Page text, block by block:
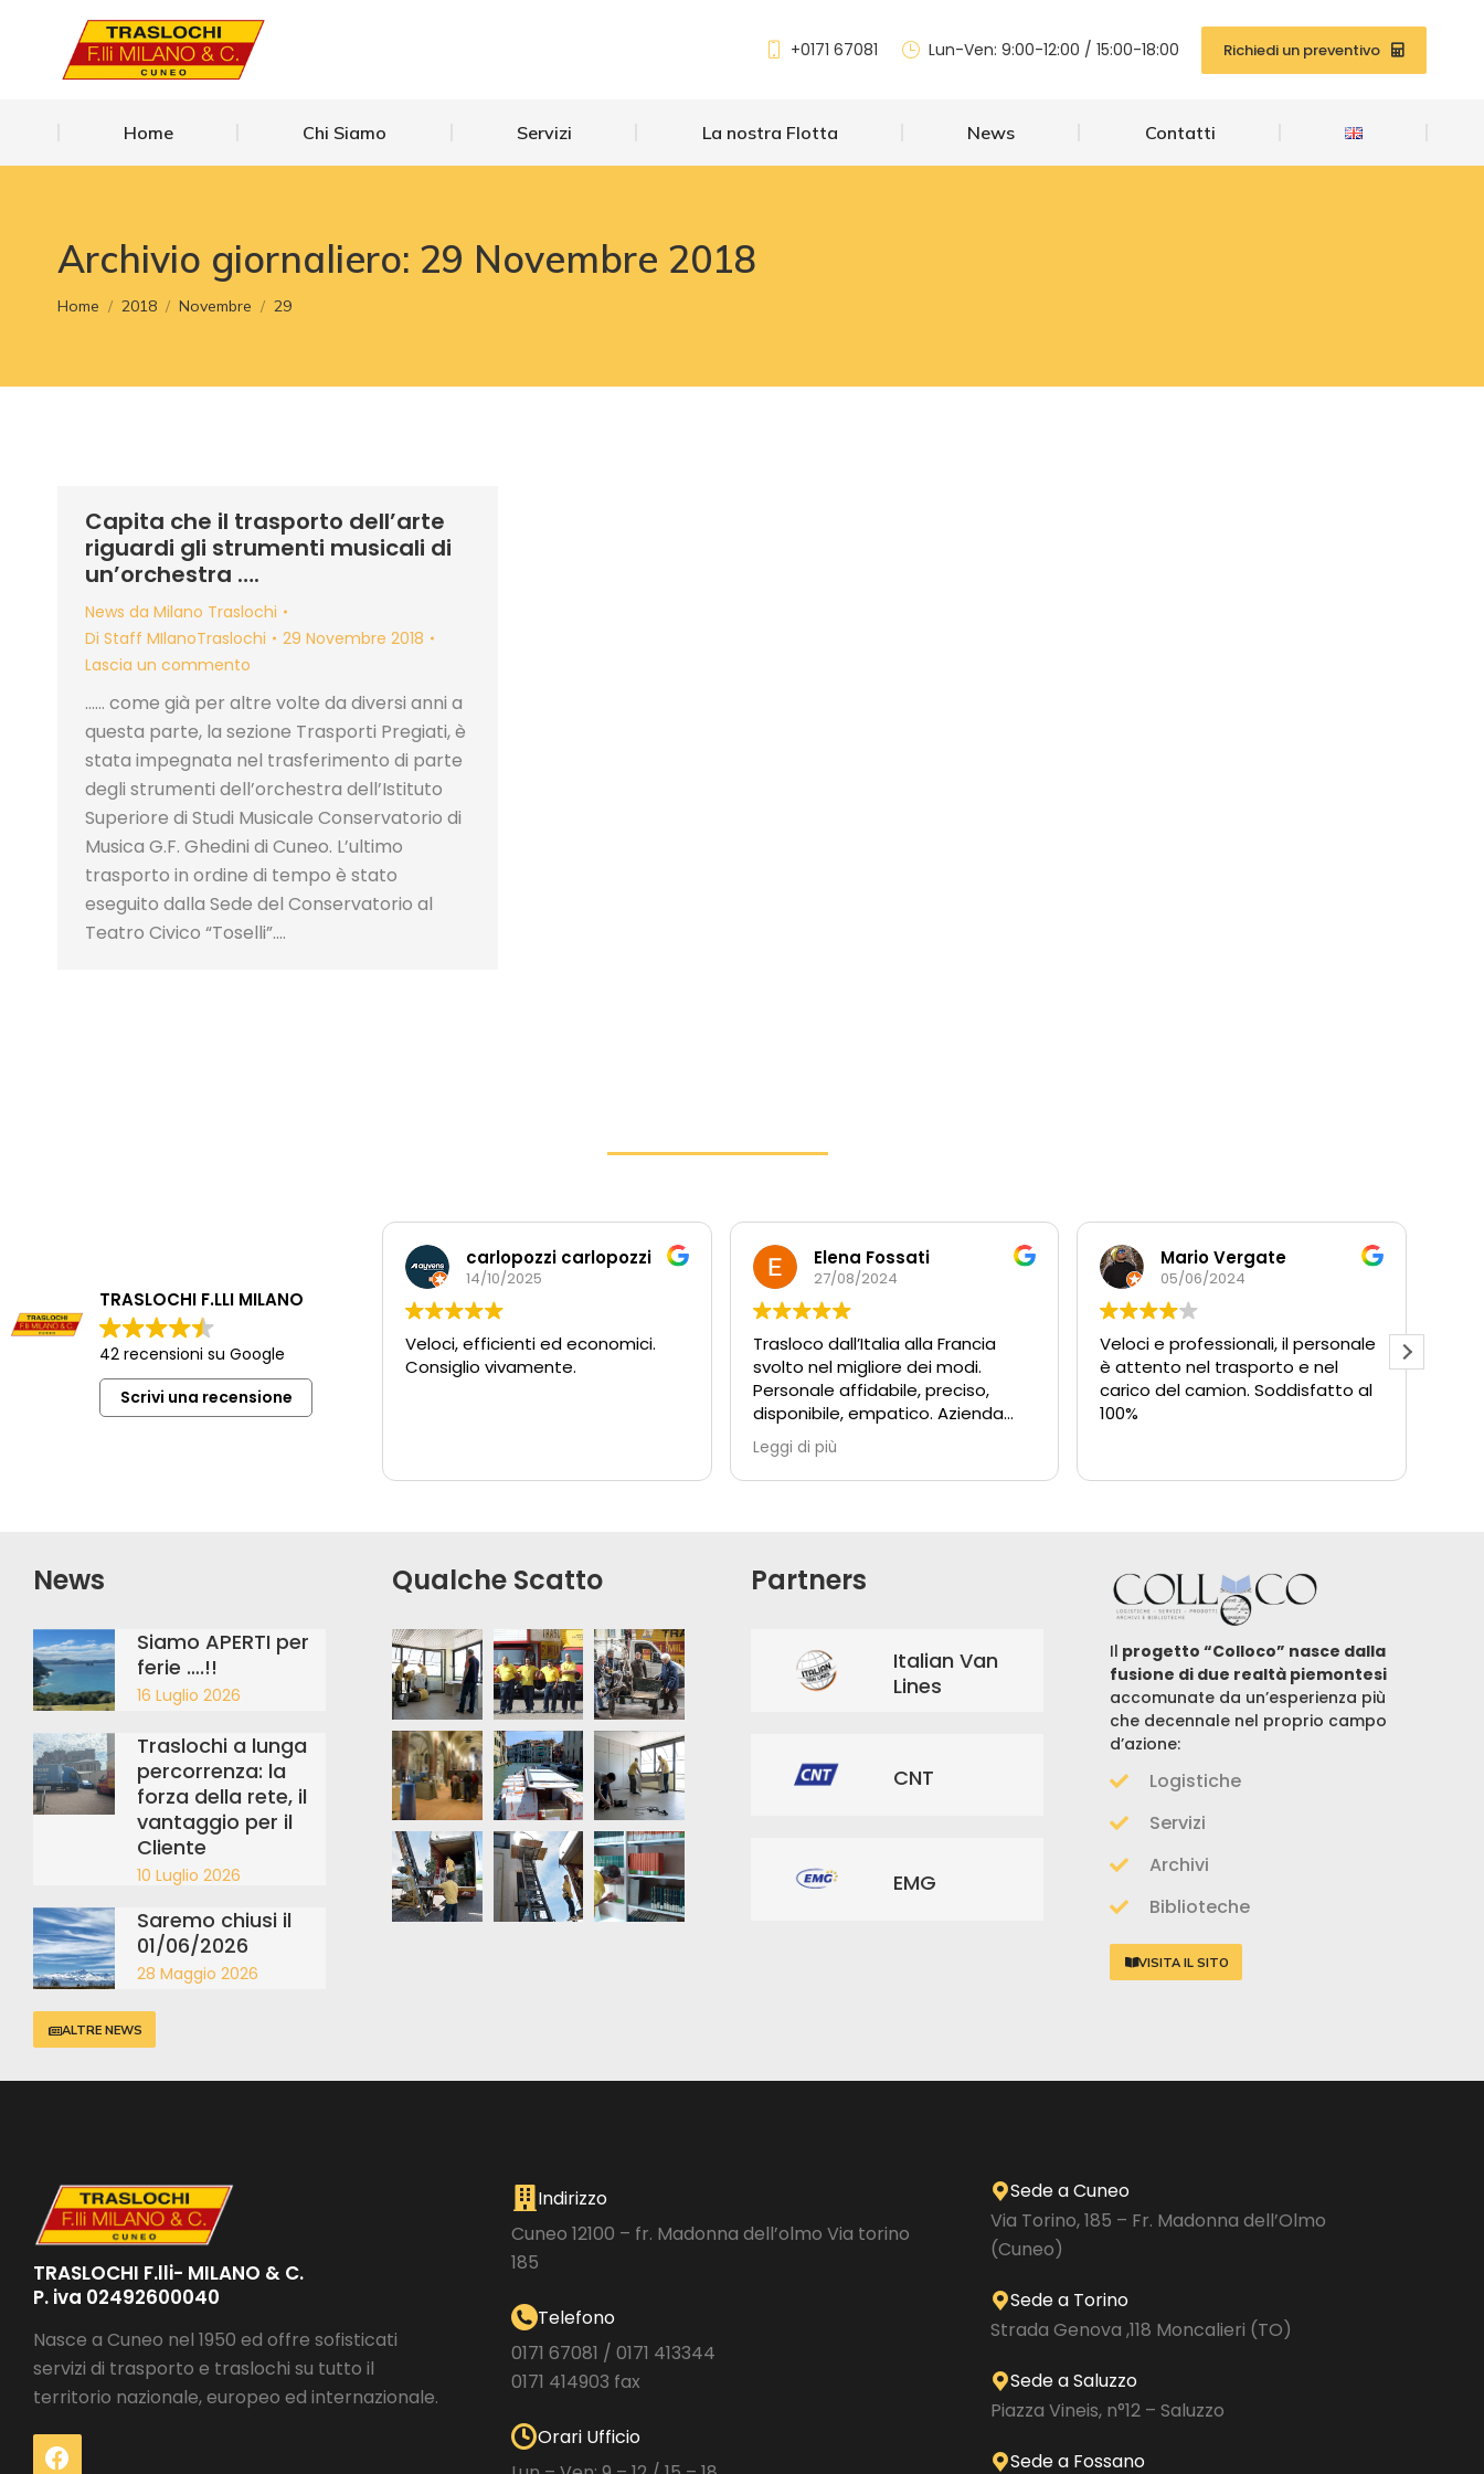
+0171 67081 Lun-Ven: 9:00-12:00 / 15:00-18:00 Richiedi un preventivo
Home Chi Siamo Servizi La nostra Flotta News Contatti
Archivio giornaliero: 29 Novembre 2018
Tu sei qui:
Home 2018 Novembre 29
Capita che il trasporto dell’arte
riguardi gli strumenti musicali di
un’orchestra ….
News da Milano Traslochi
Di Staff MIlanoTraslochi
29 Novembre 2018
Lascia un commento
…… come già per altre volte da diversi anni a
questa parte, la sezione Trasporti Pregiati, è
stata impegnata nel trasferimento di parte
degli strumenti dell’orchestra dell’Istituto
Superiore di Studi Musicale Conservatorio di
Musica G.F. Ghedini di Cuneo. L’ultimo
trasporto in ordine di tempo è stato
eseguito dalla Sede del Conservatorio al
Teatro Civico “Toselli”.…
TRASLOCHI F.LLI MILANO
42 recensioni su Google
Scrivi una recensione
carlopozzi carlopozzi
14/10/2025
Veloci, efficienti ed economici.
Consiglio vivamente.
Elena Fossati
27/08/2024
Trasloco dall’Italia alla Francia
svolto nel migliore dei modi.
Personale affidabile, preciso,
disponibile, empatico. Azienda
super consigliata. Un grazie
particolare al signor Milano per la
sua disponibilità e la sua capacità
realizzata dall’ufficio
Leggi di più
Mario Vergate
05/06/2024
Veloci e professionali, il personale
è attento nel trasporto e nel
carico del camion. Soddisfatto al
100%
News
Siamo APERTI per
ferie ….!!
16 Luglio 2026
Traslochi a lunga
percorrenza: la
forza della rete, il
vantaggio per il
Cliente
10 Luglio 2026
Saremo chiusi il
01/06/2026
28 Maggio 2026
ALTRE NEWS
Qualche Scatto Partners
Italian Van
Lines
CNT
EMG
Il progetto “Colloco” nasce dalla
fusione di due realtà piemontesi
accomunate da un’esperienza più
che decennale nel proprio campo
d’azione:
Logistiche
Servizi
Archivi
Biblioteche
VISITA IL SITO
TRASLOCHI F.lli- MILANO & C.
P. iva 02492600040
Nasce a Cuneo nel 1950 ed offre sofisticati
servizi di trasporto e traslochi su tutto il
territorio nazionale, europeo ed internazionale.
Indirizzo
Cuneo 12100 – fr. Madonna dell’olmo Via torino
185
Telefono
0171 67081 / 0171 413344
0171 414903 fax
Orari Ufficio
Sede a Cuneo
Via Torino, 185 – Fr. Madonna dell’Olmo
(Cuneo)
Sede a Torino
Strada Genova ,118 Moncalieri (TO)
Sede a Saluzzo
Piazza Vineis, n°12 – Saluzzo
Sede a Fossano
Home Contatti